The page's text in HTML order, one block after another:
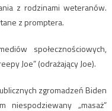
z rodzinami weteranów.
z promptera.
społecznościowych,
Joe” (odrażający Joe).
zgromadzeń Biden
niespodziewany „masaż”